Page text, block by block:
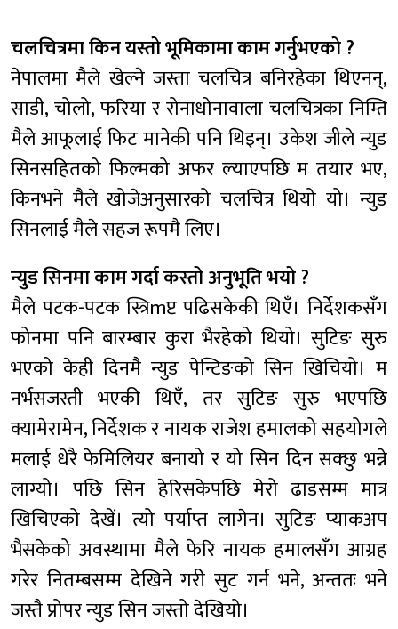
चलचित्रमा किन यस्तो भूमिकामा काम गर्नुभएको ?
नेपालमा मैले खेल्ने जस्ता चलचित्र बनिरहेका थिएनन्,
साडी, चोलो, फरिया र रोनाधोनावाला चलचित्रका निम्ति
मैले आफूलाई फिट मानेकी पनि थिइन्। उकेश जीले न्युड
सिनसहितको फिल्मको अफर ल्याएपछि म तयार भए,
किनभने मैले खोजेअनुसारको चलचित्र थियो यो। न्युड
सिनलाई मैले सहज रूपमै लिए।
न्युड सिनमा काम गर्दा कस्तो अनुभूति भयो ?
मैले पटक-पटक स्त्रिmप्ट पढिसकेकी थिएँ। निर्देशकसँग
फोनमा पनि बारम्बार कुरा भैरहेको थियो। सुटिङ सुरु
भएको केही दिनमै न्युड पेन्टिङको सिन खिचियो। म
नर्भसजस्ती भएकी थिएँ, तर सुटिङ सुरु भएपछि
क्यामेरामेन, निर्देशक र नायक राजेश हमालको सहयोगले
मलाई धेरै फेमिलियर बनायो र यो सिन दिन सक्छु भन्ने
लाग्यो। पछि सिन हेरिसकेपछि मेरो ढाडसम्म मात्र
खिचिएको देखें। त्यो पर्याप्त लागेन। सुटिङ प्याकअप
भैसकेको अवस्थामा मैले फेरि नायक हमालसँग आग्रह
गरेर नितम्बसम्म देखिने गरी सुट गर्न भने, अन्ततः भने
जस्तै प्रोपर न्युड सिन जस्तो देखियो।